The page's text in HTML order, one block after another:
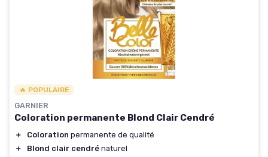
🔥 POPULAIRE
GARNIER
Coloration permanente Blond Clair Cendré
＋ Coloration permanente de qualité
＋
Blond clair cendré naturel